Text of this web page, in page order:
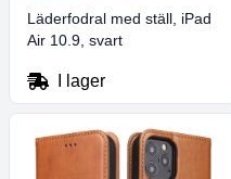
Läderfodral med ställ, iPad
Air 10.9, svart
I lager